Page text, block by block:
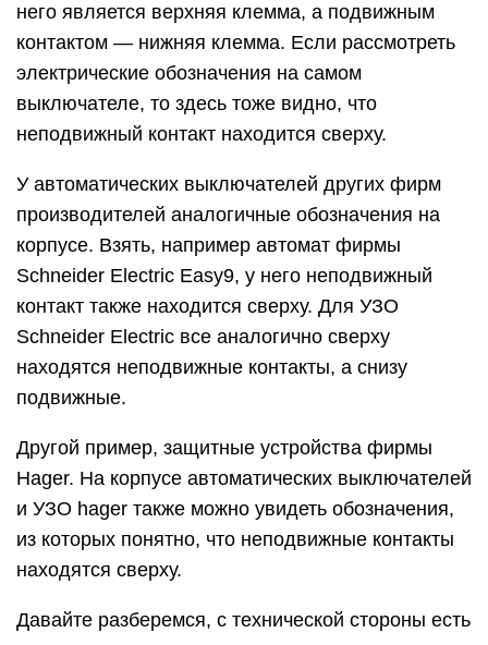
него является верхняя клемма, а подвижным
контактом — нижняя клемма. Если рассмотреть
электрические обозначения на самом
выключателе, то здесь тоже видно, что
неподвижный контакт находится сверху.
У автоматических выключателей других фирм
производителей аналогичные обозначения на
корпусе. Взять, например автомат фирмы
Schneider Electric Easy9, у него неподвижный
контакт также находится сверху. Для УЗО
Schneider Electric все аналогично сверху
находятся неподвижные контакты, а снизу
подвижные.
Другой пример, защитные устройства фирмы
Hager. На корпусе автоматических выключателей
и УЗО hager также можно увидеть обозначения,
из которых понятно, что неподвижные контакты
находятся сверху.
Давайте разберемся, с технической стороны есть